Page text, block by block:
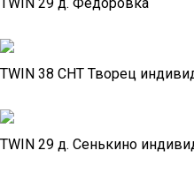
TWIN 38 СНТ Творец
TWIN 29 д. Сенькино